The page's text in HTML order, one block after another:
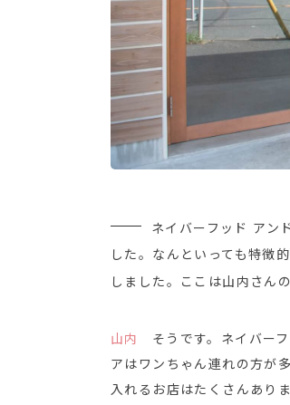
ネイバーフッド アン
した。なんといっても特徴
しました。ここは山内さん
山内
そうです。ネイバー
アはワンちゃん連れの方が多
入れるお店はたくさんあり